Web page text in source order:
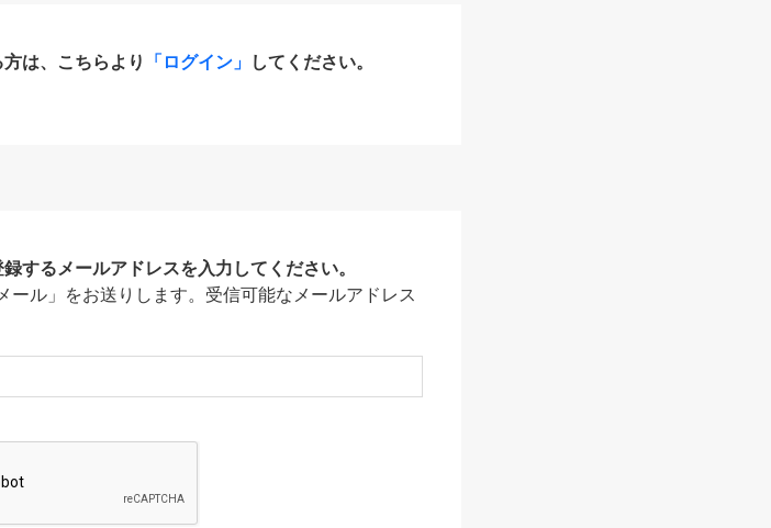
は、こちらより 「ログイン」 してください。
するメールアドレスを入力してください。
ル」をお送りします。受信可能なメールアドレス